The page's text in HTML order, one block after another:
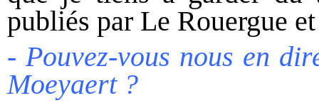
publiés par Le Rouergue
- Pouvez-vous nous en
Moeyaert ?